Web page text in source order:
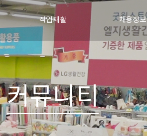
직업재활
직업재활안내
직업재활소식
채용정보
채용절차
커뮤니티